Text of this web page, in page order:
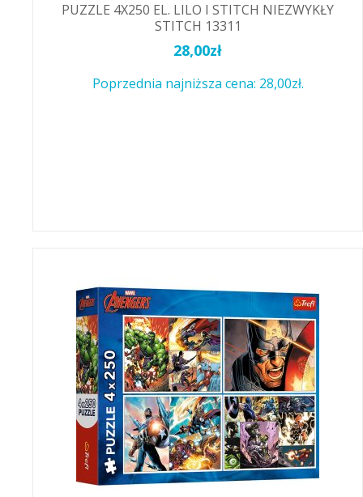
PUZZLE 4X250 EL. LILO I STITCH NIEZWYKŁY
STITCH 13311
28,00zł
Poprzednia najniższa cena: 28,00zł.